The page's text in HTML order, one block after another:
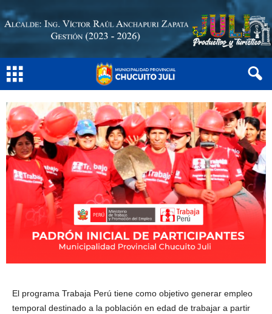
El programa Trabaja Perú tiene como objetivo generar empleo
temporal destinado a la población en edad de trabajar a partir